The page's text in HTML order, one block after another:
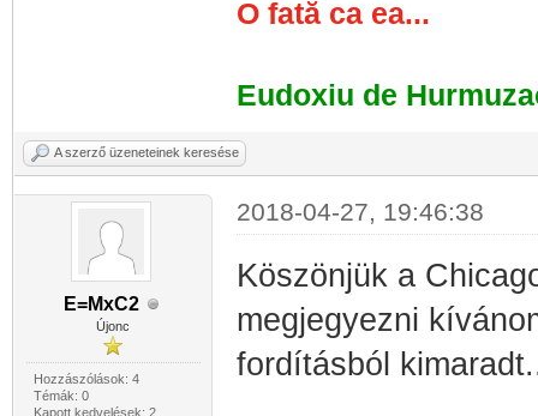
O fată ca ea...
Eudoxiu de
A szerző üzeneteinek keresése
E=MxC2
Újonc
Hozzászólások: 4
Témák: 0
Kapott kedvelések: 2
2018-04-27, 19:46:38
Köszönjük a
megjegyezni
fordításból